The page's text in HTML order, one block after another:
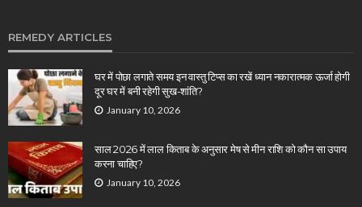
REMEDY ARTICLES
घर में पोछा लगाते समय इन वास्तु टिप्स का रखें ध्यान नकारात्मक ऊर्जा होगी
दूर घर में बनी रहेगी सुख-शांति?
January 10, 2026
साल 2026 में लाल किताब के अनुसार मेष से मीन राशि को कौन सा उपाय
करना चाहिए?
January 10, 2026